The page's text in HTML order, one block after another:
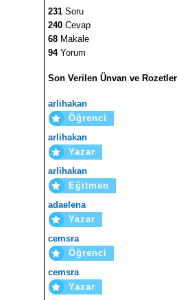
231 Soru
240 Cevap
68 Makale
94Yorum
Son Verilen Ünvan ve Rozetler
arlihakan
Öğrenci
arlihakan
Yazar
arlihakan
Eğitmen
adaelena
Yazar
cemsra
Öğrenci
cemsra
Yazar